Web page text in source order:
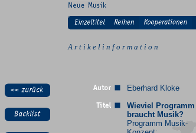
A r t i k e l i n f o r m a t i o n
Eberhard Kloke
Wieviel Programm
braucht Musik?
Programm Musik-